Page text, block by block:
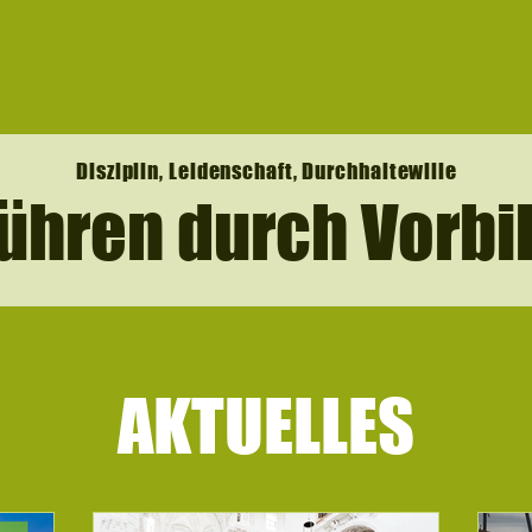
Disziplin, Leidenschaft, Durchhaltewille
durch
AKTUELLES